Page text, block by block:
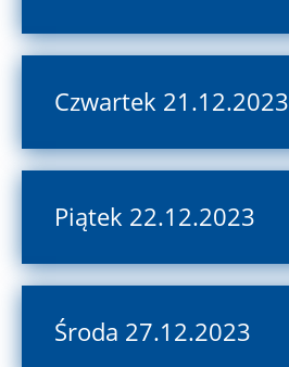
Czwartek 21.12.2023
Piątek 22.12.2023
Środa 27.12.2023